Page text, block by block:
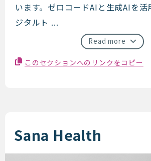
います。ゼロコードAIと生成AIを
ジタルト ...
Read more
このセクションへのリンクをコピー
Sana Health